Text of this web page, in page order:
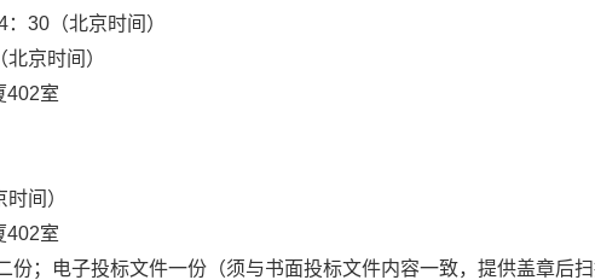
30（北京时间）
京时间）
402室
间）
402室
份；电子投标文件一份（须与书面投标文件内容一致，提供盖章后